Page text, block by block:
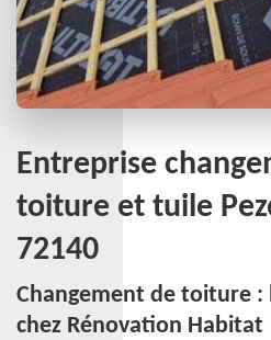
Entreprise
toiture et tuile
72140
Changement de toiture :
chez Rénovation Habitat